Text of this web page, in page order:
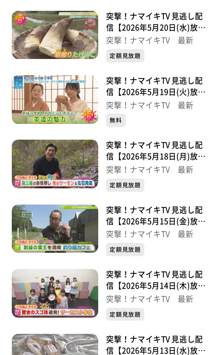
突撃！ナマイキTV 見逃し配
信【2026年5月20日(水)放送
分】
突撃！ナマイキTV 最新
定額見放題
突撃！ナマイキTV 見逃し配
信【2026年5月19日(火)放送
分】
突撃！ナマイキTV 最新
無料
突撃！ナマイキTV 見逃し配
信【2026年5月18日(月)放送
分】
突撃！ナマイキTV 最新
定額見放題
突撃！ナマイキTV 見逃し配
信【2026年5月15日(金)放送
分】
突撃！ナマイキTV 最新
定額見放題
突撃！ナマイキTV 見逃し配
信【2026年5月14日(木)放送
分】
突撃！ナマイキTV 最新
定額見放題
突撃！ナマイキTV 見逃し配
信【2026年5月13日(水)放送